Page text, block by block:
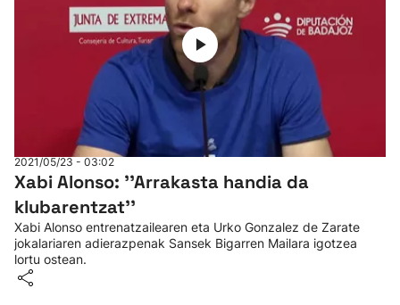
2021/05/23 - 03:02
Xabi Alonso: ''Arrakasta handia da
klubarentzat''
Xabi Alonso entrenatzailearen eta Urko Gonzalez de Zarate
jokalariaren adierazpenak Sansek Bigarren Mailara igotzea
lortu ostean.